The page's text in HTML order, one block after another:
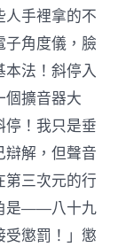
人手裡拿的不
子角度儀，臉
法！斜停入
個擴音器大
停！我只是垂
辯解，但聲音
第三次元的行
是——八十九
受懲罰！」懲